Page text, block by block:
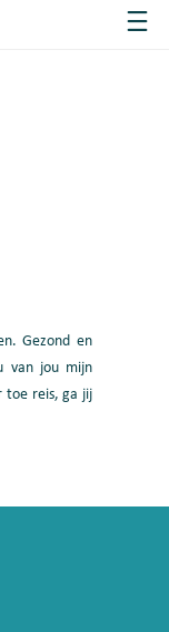
Gezond en
van jou mijn
toe reis, ga jij